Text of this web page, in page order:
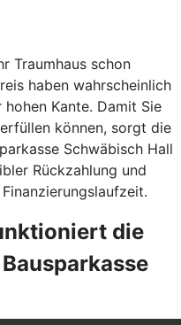
Traumhaus schon
haben wahrscheinlich
Kante. Damit Sie
können, sorgt die
Schwäbisch Hall
Rückzahlung und
die